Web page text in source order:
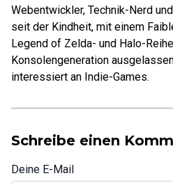
Webentwickler, Technik-Nerd
seit der Kindheit, mit einem
Legend of Zelda- und Halo-
Konsolengeneration
interessiert an Indie-Games.
Schreibe einen
Deine E-Mail